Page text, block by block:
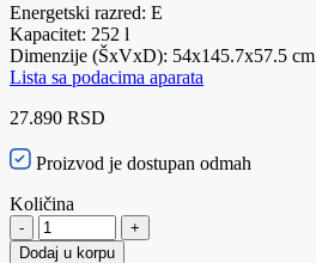
Energetski razred: E
Kapacitet: 252 l
Dimenzije (ŠxVxD): 54x145.7x57.5 cm
Lista sa podacima aparata
27.890 RSD
Proizvod je dostupan odmah
Količina
-
+
Dodaj u korpu